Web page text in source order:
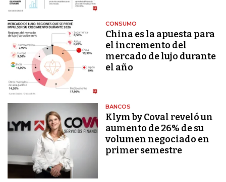
CONSUMO
China es la apuesta para
el incremento del
mercado de lujo durante
el año
BANCOS
Klym by Coval reveló un
aumento de 26% de su
volumen negociado en
primer semestre